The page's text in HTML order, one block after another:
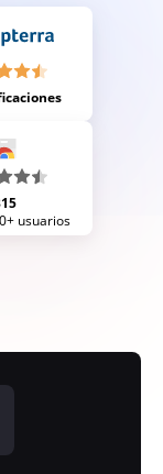
usuarios